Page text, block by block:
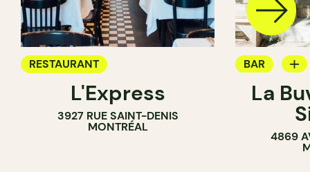
RESTAURANT
L'Express
3927 RUE SAINT-DENIS
MONTRÉAL
BAR
BAR À VIN
La
4869